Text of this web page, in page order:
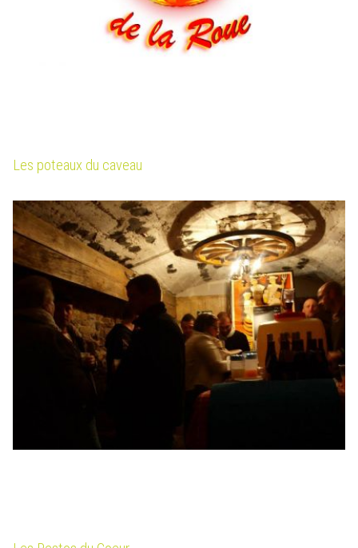
Les poteaux du caveau